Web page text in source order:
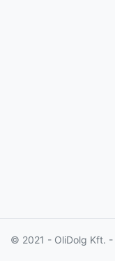
© 2021 - OliDolg Kft. -